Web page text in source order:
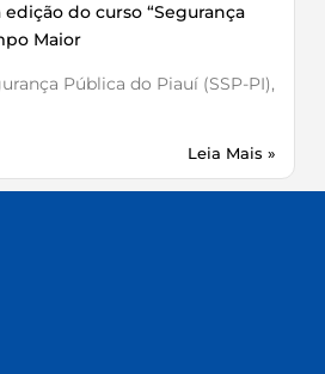
edição do curso “Segurança
Maior
Pública do Piauí (SSP-PI),
Leia Mais »